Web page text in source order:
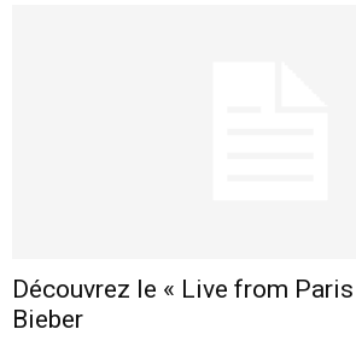
Découvrez le « Live from
Bieber